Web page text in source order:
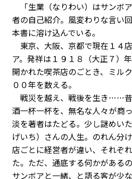
「生業（なりわい）はサンボ
者の自己紹介。風変わりな言い
本書に溶け込んでいる。
東京、大阪、京都で現在１４
ア。発祥は１９１８（大正７）
開かれた喫茶店のごとき、ミル
００年を数える。
戦災を越え、戦後を生き……
酒一杯一杯を、無名な人々が商
淡を著者はたどる。少し謎めい
げいち）さんの人生。のれん分
店ごとに経営者が違い、それぞ
た。ただ、通底する何かがある
サンボアと一緒、と語る客が少な